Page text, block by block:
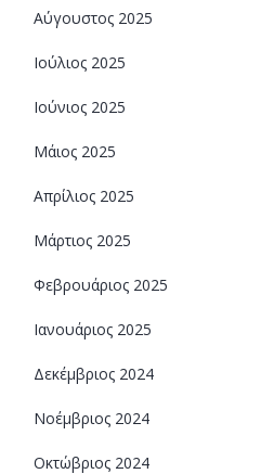
Αύγουστος 2025
Ιούλιος 2025
Ιούνιος 2025
Μάιος 2025
Απρίλιος 2025
Μάρτιος 2025
Φεβρουάριος 2025
Ιανουάριος 2025
Δεκέμβριος 2024
Νοέμβριος 2024
Οκτώβριος 2024